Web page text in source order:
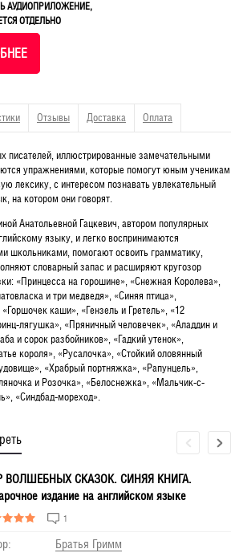
АУДИОПРИЛОЖЕНИЕ,
ОТДЕЛЬНО
Отзывы Доставка Оплата
писателей, иллюстрированные замечательными
упражнениями, которые помогут юным ученикам
лексику, с интересом познавать увлекательный
на котором они говорят.
Анатольевной Гацкевич, автором популярных
языку, и легко воспринимаются
школьниками, помогают освоить грамматику,
словарный запас и расширяют кругозор
«Принцесса на горошине», «Снежная Королева»,
и три медведя», «Синяя птица»,
каши», «Гензель и Гретель», «12
лягушка», «Пряничный человечек», «Аладдин и
и сорок разбойников», «Гадкий утенок»,
короля», «Русалочка», «Стойкий оловянный
«Храбрый портняжка», «Рапунцель»,
и Розочка», «Белоснежка», «Мальчик-с-
«Синдбад-мореход».
ВОЛШЕБНЫХ СКАЗОК. СИНЯЯ КНИГА.
издание на английском языке
1
Братья Гримм